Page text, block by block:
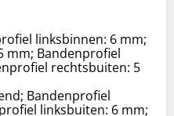
linksbinnen: 6 mm;
mm; Bandenprofiel
rechtsbuiten: 5
Bandenprofiel
linksbuiten: 6 mm;